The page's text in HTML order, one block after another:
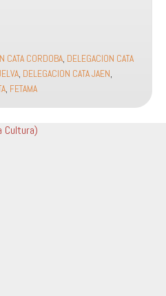
CATA CORDOBA, DELEGACION CATA
, DELEGACION CATA JAEN,
, FETAMA
Cultura)